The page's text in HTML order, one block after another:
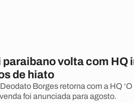
paraibano volta com HQ
de hiato
Borges retorna com a HQ
foi anunciada para agosto.